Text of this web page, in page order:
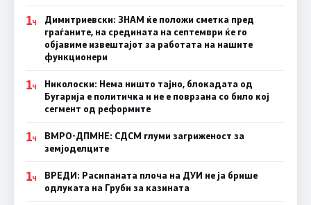
1Ч
Димитриевски: ЗНАМ ќе положи сметка пред
граѓаните, на средината на септември ќе го
објавиме извештајот за работата на нашите
функционери
1Ч
Николоски: Нема ништо тајно, блокадата од
Бугарија е политичка и не е поврзана со било кој
сегмент од реформите
1Ч
ВМРО-ДПМНЕ: СДСМ глуми загриженост за
земјоделците
1Ч
ВРЕДИ: Расипаната плоча на ДУИ не ја брише
одлуката на Груби за казината